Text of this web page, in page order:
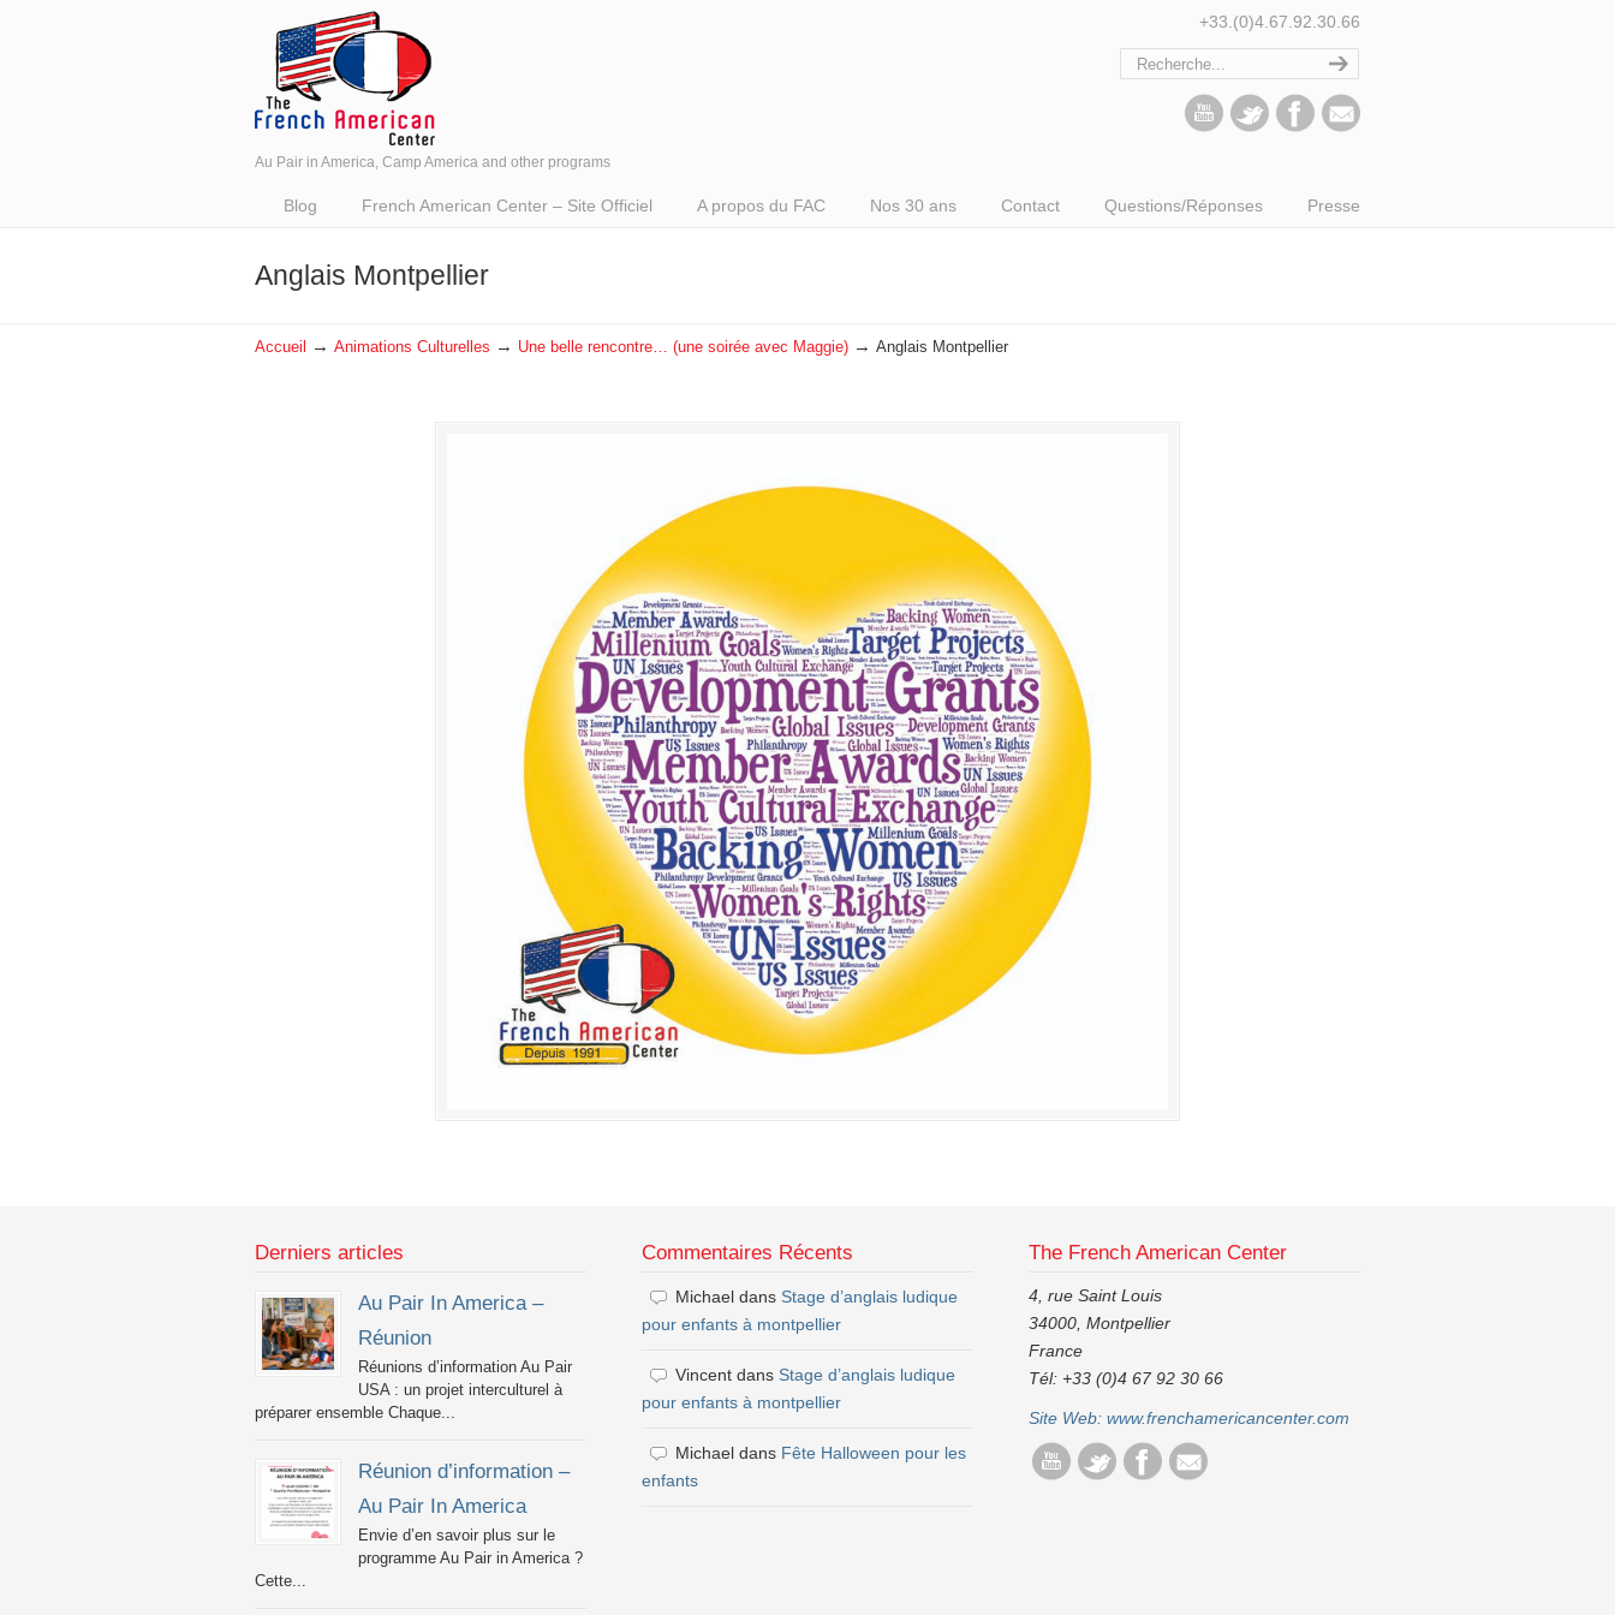
Au Pair in America, Camp America and other programs
+33.(0)4.67.92.30.66
Blog French American Center – Site Officiel A propos du FAC Nos 30 ans Contact Questions/Réponses Presse
Anglais Montpellier
Accueil → Animations Culturelles → Une belle rencontre… (une soirée avec Maggie) → Anglais Montpellier
Derniers articles
Au Pair In America –
Réunion
Réunions d’information Au Pair
USA : un projet interculturel à
préparer ensemble Chaque...
Réunion d’information –
Au Pair In America
Envie d’en savoir plus sur le
programme Au Pair in America ?
Cette...
Commentaires Récents
Michael dans Stage d’anglais ludique
pour enfants à montpellier
Vincent dans Stage d’anglais ludique
pour enfants à montpellier
Michael dans Fête Halloween pour les
enfants
The French American Center
4, rue Saint Louis
34000, Montpellier
France
Tél: +33 (0)4 67 92 30 66
Site Web: www.frenchamericancenter.com